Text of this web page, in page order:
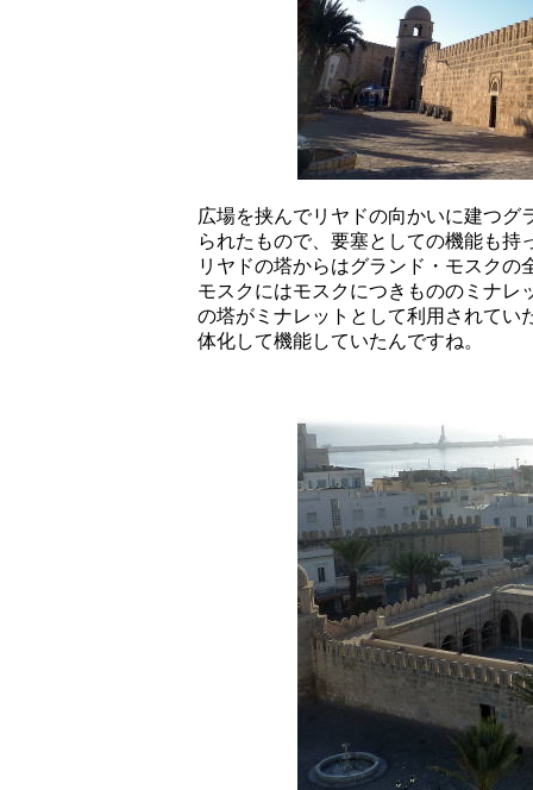
広場を挟んでリヤドの向かいに建つ
られたもので、要塞としての機能も持
リヤドの塔からはグランド・モスク
モスクにはモスクにつきもののミナレ
の塔がミナレットとして利用されてい
体化して機能していたんですね。